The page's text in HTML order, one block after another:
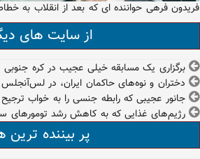
فریدون فرهی حواننده ای که بعد از انقلاب به
از سایت های
برگزاری یک مسابقه خیلی عجیب در کره‌ جنوبی
دختران و نوه‌های حاکمان ایران، در
جانور عجیبی که رابطه جنسی را به خواب
رژیم‌های غذایی که به کاهش رشد تومورهای
پر بیننده ترین